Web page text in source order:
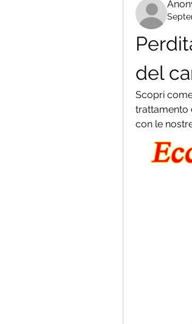
del
Scopri
trattamento
con le